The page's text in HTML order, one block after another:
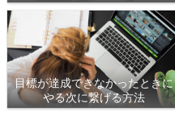
目標が達成できなかったときに
やる次に繋げる方法